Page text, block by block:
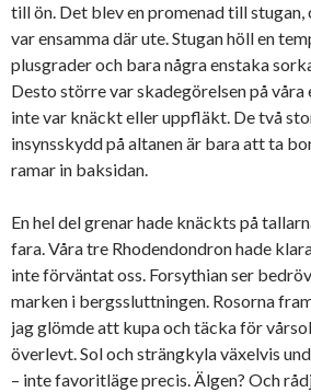
till ön. Det blev en promenad till stugan,
var ensamma där ute. Stugan höll en
plusgrader och bara några enstaka
Desto större var skadegörelsen på våra
inte var knäckt eller uppfläkt. De två
insynsskydd på altanen är bara att ta
ramar in baksidan.
En hel del grenar hade knäckts på
fara. Våra tre Rhodendondron hade
inte förväntat oss. Forsythian ser
marken i bergssluttningen. Rosorna
jag glömde att kupa och täcka för
överlevt. Sol och strängkyla växelvis
– inte favoritläge precis. Älgen? Och